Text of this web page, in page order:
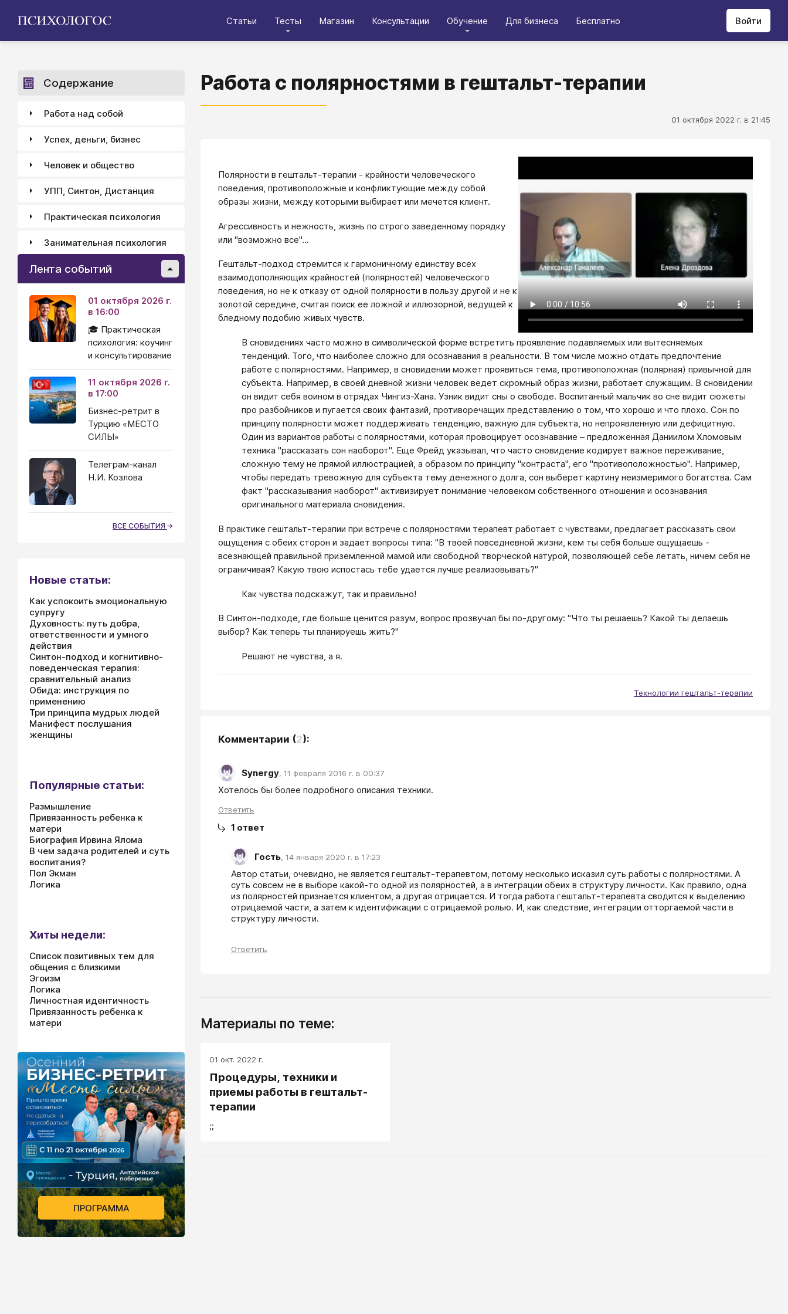
Статьи Тесты Магазин Консультации Обучение Для бизнеса Бесплатно Войти
Работа с полярностями в гештальт-терапии
01 октября 2022 г. в 21:45
Полярности в гештальт-терапии - крайности человеческого
поведения, противоположные и конфликтующие между собой
образы жизни, между которыми выбирает или мечется клиент.
Агрессивность и нежность, жизнь по строго заведенному порядку
или "возможно все"...
Гештальт-подход стремится к гармоничному единству всех
взаимодополняющих крайностей (полярностей) человеческого
поведения, но не к отказу от одной полярности в пользу другой и не к
золотой середине, считая поиск ее ложной и иллюзорной, ведущей к
бледному подобию живых чувств.
В сновидениях часто можно в символической форме встретить проявление подавляемых или вытесняемых
тенденций. Того, что наиболее сложно для осознавания в реальности. В том числе можно отдать предпочтение
работе с полярностями. Например, в сновидении может проявиться тема, противоположная (полярная) привычной для
субъекта. Например, в своей дневной жизни человек ведет скромный образ жизни, работает служащим. В сновидении
он видит себя воином в отрядах Чингиз-Хана. Узник видит сны о свободе. Воспитанный мальчик во сне видит сюжеты
про разбойников и пугается своих фантазий, противоречащих представлению о том, что хорошо и что плохо. Сон по
принципу полярности может поддерживать тенденцию, важную для субъекта, но непроявленную или дефицитную.
Один из вариантов работы с полярностями, которая провоцирует осознавание – предложенная Даниилом Хломовым
техника "рассказать сон наоборот". Еще Фрейд указывал, что часто сновидение кодирует важное переживание,
сложную тему не прямой иллюстрацией, а образом по принципу "контраста", его "противоположностью". Например,
чтобы передать тревожную для субъекта тему денежного долга, сон выберет картину неизмеримого богатства. Сам
факт "рассказывания наоборот" активизирует понимание человеком собственного отношения и осознавания
оригинального материала сновидения.
В практике гештальт-терапии при встрече с полярностями терапевт работает с чувствами, предлагает рассказать свои
ощущения с обеих сторон и задает вопросы типа: "В твоей повседневной жизни, кем ты себя больше ощущаешь -
всезнающей правильной приземленной мамой или свободной творческой натурой, позволяющей себе летать, ничем себя не
ограничивая? Какую твою испостась тебе удается лучше реализовывать?"
Как чувства подскажут, так и правильно!
В Синтон-подходе, где больше ценится разум, вопрос прозвучал бы по-другому: "Что ты решаешь? Какой ты делаешь
выбор? Как теперь ты планируешь жить?"
Решают не чувства, а я.
Технологии гештальт-терапии
Комментарии (2):
Synergy, 11 февраля 2016 г. в 00:37
Хотелось бы более подробного описания техники.
Ответить
1 ответ
Гость, 14 января 2020 г. в 17:23
Автор статьи, очевидно, не является гештальт-терапевтом, потому несколько исказил суть работы с полярностями. А
суть совсем не в выборе какой-то одной из полярностей, а в интеграции обеих в структуру личности. Как правило, одна
из полярностей признается клиентом, а другая отрицается. И тогда работа гештальт-терапевта сводится к выделению
отрицаемой части, а затем к идентификации с отрицаемой ролью. И, как следствие, интеграции отторгаемой части в
структуру личности.
Ответить
Материалы по теме:
01 окт. 2022 г.
Процедуры, техники и
приемы работы в гештальт-
терапии
;;
Содержание
Работа над собой
Успех, деньги, бизнес
Человек и общество
УПП, Синтон, Дистанция
Практическая психология
Занимательная психология
Лента событий
01 октября 2026 г.
в 16:00
🎓 Практическая
психология: коучинг
и консультирование
11 октября 2026 г.
в 17:00
Бизнес-ретрит в
Турцию «МЕСТО
СИЛЫ»
Телеграм-канал
Н.И. Козлова
ВСЕ СОБЫТИЯ
Новые статьи:
Как успокоить эмоциональную
супругу
Духовность: путь добра,
ответственности и умного
действия
Синтон-подход и когнитивно-
поведенческая терапия:
сравнительный анализ
Обида: инструкция по
применению
Три принципа мудрых людей
Манифест послушания
женщины
Популярные статьи:
Размышление
Привязанность ребенка к
матери
Биография Ирвина Ялома
В чем задача родителей и суть
воспитания?
Пол Экман
Логика
Хиты недели:
Список позитивных тем для
общения с близкими
Эгоизм
Логика
Личностная идентичность
Привязанность ребенка к
матери
ПРОГРАММА